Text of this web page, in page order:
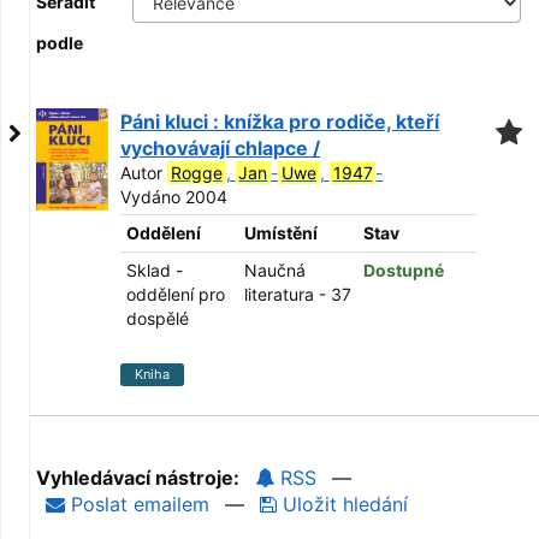
podle
Páni kluci : knížka pro rodiče, kteří
vychovávají chlapce /
Autor Rogge , Jan - Uwe , 1947 -
Vydáno 2004
Oddělení
Umístění
Stav
Sklad -
oddělení pro
dospělé
Naučná
literatura - 37
Dostupné
Kniha
Vyhledávací nástroje: RSS
—
Poslat emailem
—
Uložit hledání